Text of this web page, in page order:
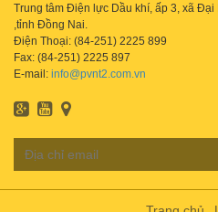
Trung tâm Điện lực Dầu khí, ấp 3, xã Đại
,tỉnh Đồng Nai.
Điện Thoại: (84-251) 2225 899
Fax: (84-251) 2225 897
E-mail: info@pvnt2.com.vn